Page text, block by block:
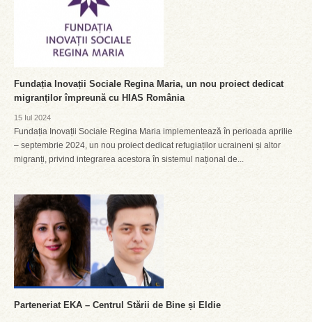
Fundația Inovații Sociale Regina Maria, un nou proiect dedicat
migranților împreună cu HIAS România
15 Iul 2024
Fundația Inovații Sociale Regina Maria implementează în perioada aprilie
– septembrie 2024, un nou proiect dedicat refugiaților ucraineni și altor
migranți, privind integrarea acestora în sistemul național de...
Parteneriat EKA – Centrul Stării de Bine și Eldie